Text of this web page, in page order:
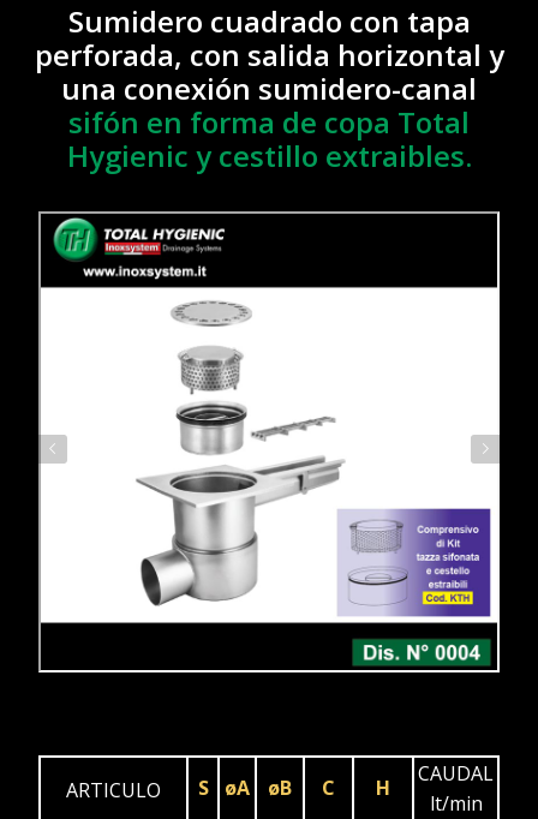
Sumidero cuadrado con tapa
perforada, con salida horizontal y
una conexión sumidero-canal
sifón en forma de copa Total
Hygienic y cestillo extraibles.
ARTICULO S øA øB C H
CAUDAL
lt/min